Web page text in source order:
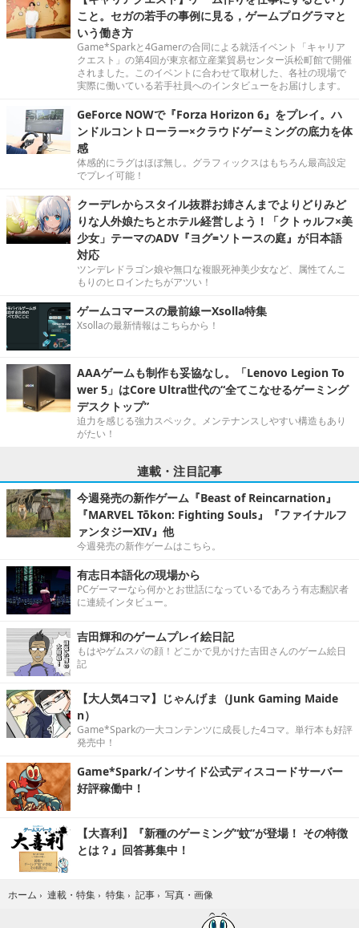
こと。セガの若手の事例に見る，ゲームプログラマと
いう働き方
Game*Sparkと4Gamerの合同による就活イベント「キャリア
クエスト」の第4回が東京都立産業貿易センター浜松町館で開催
されました。このイベントに合わせて取材した、各社の現場で
実際に働いている若手社員へのインタビューをお届けします。
GeForce NOWで『Forza Horizon 6』をプレイ。ハ
ンドルコントローラー×クラウドゲーミングの底力を体
感
体感的にラグはほぼ無し。グラフィックスはもちろん最高設定
でプレイ可能！
クーデレからスタイル抜群お姉さんまでよりどりみど
りな人外娘たちとホテル経営しよう！「クトゥルフ×美
少女」テーマのADV『ヨグ=ソトースの庭』が日本語
対応
ツンデレドラゴン娘や無口な複眼死神美少女など、属性てんこ
もりのヒロインたちがアツい！
ゲームコマースの最前線ーXsolla特集
Xsollaの最新情報はこちらから！
AAAゲームも制作も妥協なし。「Lenovo Legion To
wer 5」はCore Ultra世代の“全てこなせるゲーミング
デスクトップ”
迫力を感じる強力スペック。メンテナンスしやすい構造もあり
がたい！
連載・注目記事
今週発売の新作ゲーム『Beast of Reincarnation』
『MARVEL Tōkon: Fighting Souls』『ファイナルフ
ァンタジーXIV』他
今週発売の新作ゲームはこちら。
有志日本語化の現場から
PCゲーマーなら何かとお世話になっているであろう有志翻訳者
に連続インタビュー。
吉田輝和のゲームプレイ絵日記
もはやゲムスパの顔！どこかで見かけた吉田さんのゲーム絵日
記
【大人気4コマ】じゃんげま（Junk Gaming Maide
n）
Game*Sparkの一大コンテンツに成長した4コマ。単行本も好評
発売中！
Game*Spark/インサイド公式ディスコードサーバー
好評稼働中！
【大喜利】『新種のゲーミング“蚊”が登場！ その特徴
とは？』回答募集中！
ホーム › 連載・特集 › 特集 › 記事 › 写真・画像